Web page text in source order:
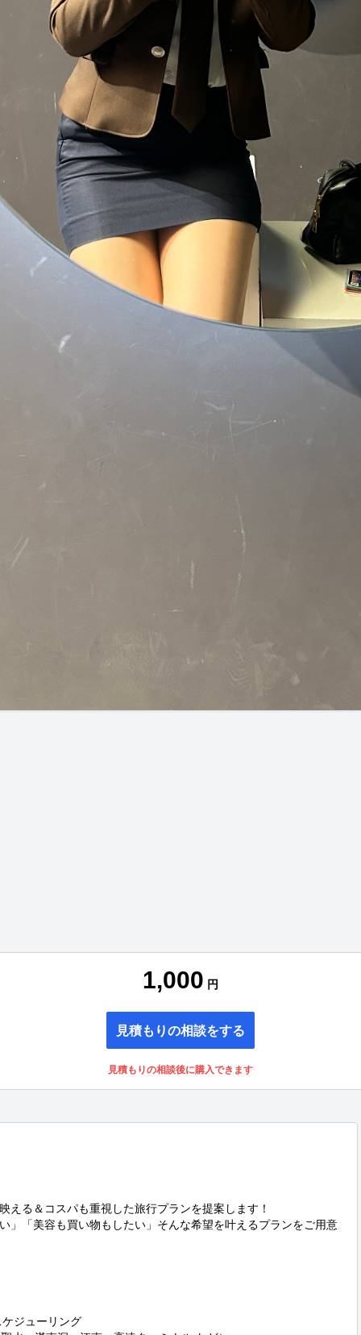
1,000 円
見積もりの相談をする
見積もりの相談後に購入できます
える＆コスパも重視した旅行プランを提案します！
」「美容も買い物もしたい」そんな希望を叶えるプランをご用意